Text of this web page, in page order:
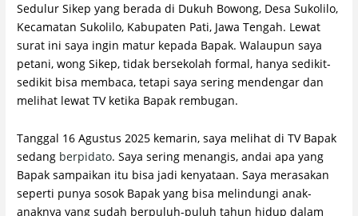
Sedulur Sikep yang berada di Dukuh Bowong, Desa Sukolilo,
Kecamatan Sukolilo, Kabupaten Pati, Jawa Tengah. Lewat
surat ini saya ingin matur kepada Bapak. Walaupun saya
petani, wong Sikep, tidak bersekolah formal, hanya sedikit-
sedikit bisa membaca, tetapi saya sering mendengar dan
melihat lewat TV ketika Bapak rembugan.
Tanggal 16 Agustus 2025 kemarin, saya melihat di TV Bapak
sedang berpidato. Saya sering menangis, andai apa yang
Bapak sampaikan itu bisa jadi kenyataan. Saya merasakan
seperti punya sosok Bapak yang bisa melindungi anak-
anaknya yang sudah berpuluh-puluh tahun hidup dalam